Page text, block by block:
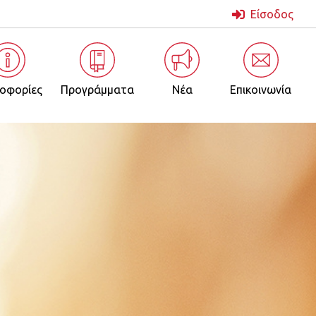
Μενού
χρήστη
Είσοδος
Προγράμματα Νέα Επικοινωνία